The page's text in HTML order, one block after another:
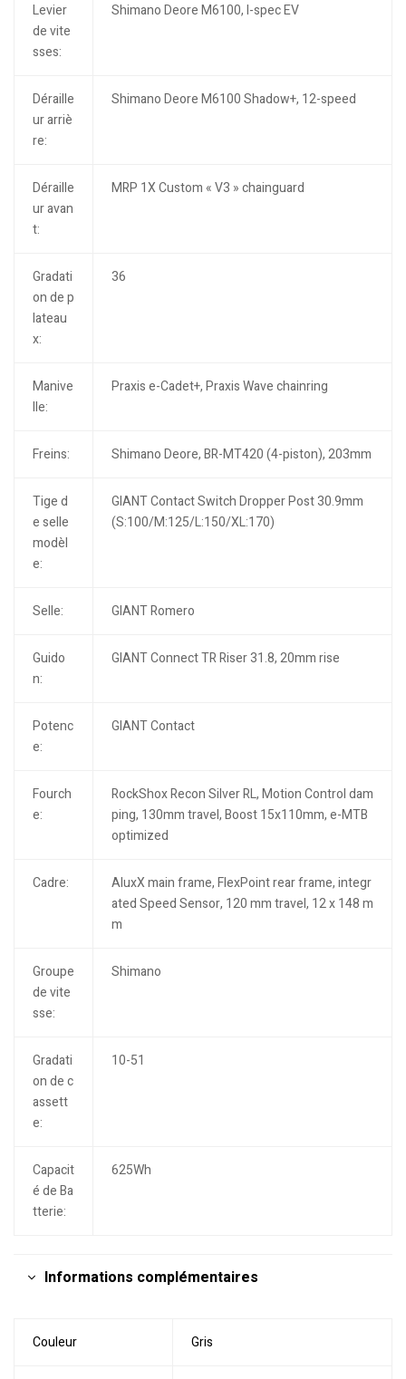
Levier
de vite
sses:
Shimano Deore M6100, I-spec EV
Déraille
ur arriè
re:
Shimano Deore M6100 Shadow+, 12-speed
Déraille
ur avan
t:
MRP 1X Custom « V3 » chainguard
Gradati
on de p
lateau
x:
36
Manive
lle:
Praxis e-Cadet+, Praxis Wave chainring
Freins: Shimano Deore, BR-MT420 (4-piston), 203mm
Tige d
e selle
modèl
e:
GIANT Contact Switch Dropper Post 30.9mm
(S:100/M:125/L:150/XL:170)
Selle: GIANT Romero
Guido
n:
GIANT Connect TR Riser 31.8, 20mm rise
Potenc
e:
GIANT Contact
Fourch
e:
RockShox Recon Silver RL, Motion Control dam
ping, 130mm travel, Boost 15x110mm, e-MTB
optimized
Cadre:
AluxX main frame, FlexPoint rear frame, integr
ated Speed Sensor, 120 mm travel, 12 x 148 m
m
Groupe
de vite
sse:
Shimano
Gradati
on de c
assett
e:
10-51
Capacit
é de Ba
tterie:
625Wh
Informations complémentaires
Couleur Gris